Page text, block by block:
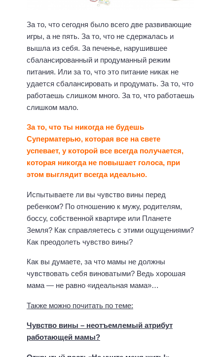
За то, что сегодня было всего две развивающие
игры, а не пять. За то, что не сдержалась и
вышла из себя. За печенье, нарушившее
сбалансированный и продуманный режим
питания. Или за то, что это питание никак не
удается сбалансировать и продумать. За то, что
работаешь слишком много. За то, что работаешь
слишком мало.
За то, что ты никогда не будешь
Суперматерью, которая все на свете
успевает, у которой все всегда получается,
которая никогда не повышает голоса, при
этом выглядит всегда идеально.
Испытываете ли вы чувство вины перед
ребенком? По отношению к мужу, родителям,
боссу, собственной квартире или Планете
Земля? Как справляетесь с этими ощущениями?
Как преодолеть чувство вины?
Как вы думаете, за что мамы не должны
чувствовать себя виноватыми? Ведь хорошая
мама — не равно «идеальная мама»…
Также можно почитать по теме:
Чувство вины – неотъемлемый атрибут
работающей мамы?